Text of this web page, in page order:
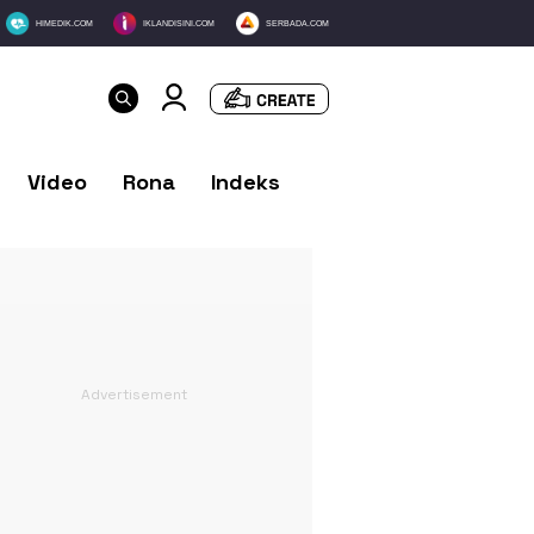
HIMEDIK.COM IKLANDISINI.COM SERBADA.COM
Video Rona Indeks